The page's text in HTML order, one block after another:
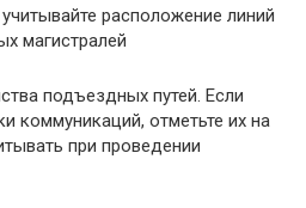
расположение линий
магистралей
подъездных путей. Если
коммуникаций, отметьте их на
при проведении